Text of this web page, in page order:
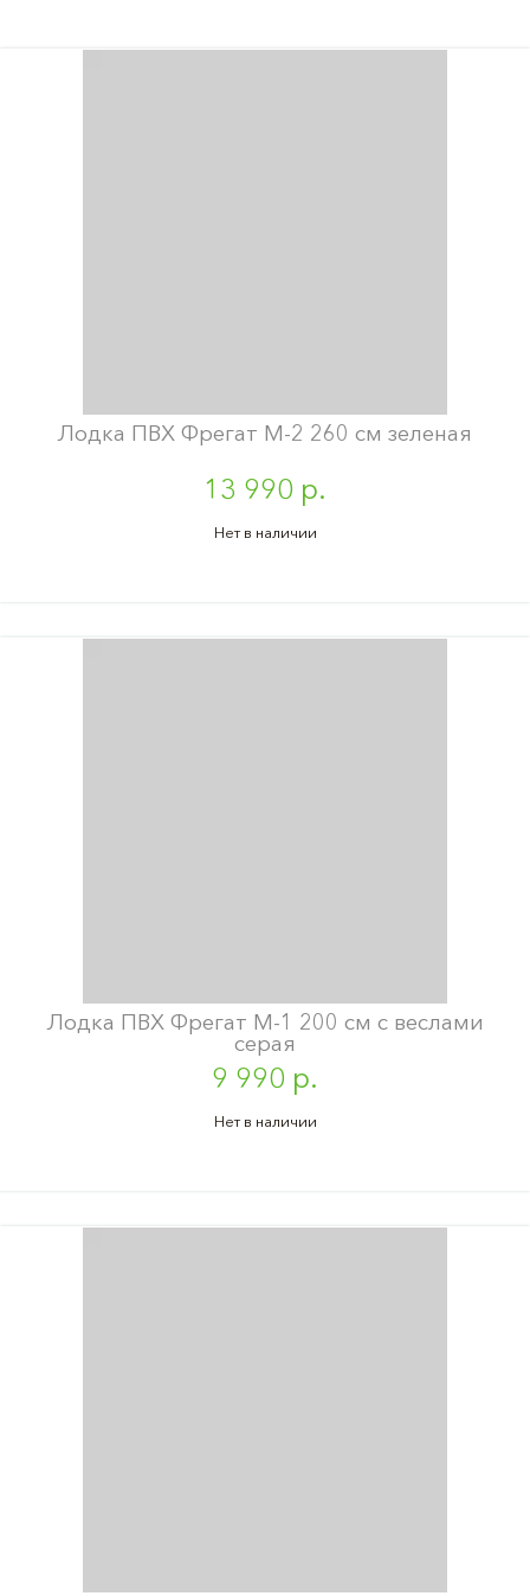
Лодка ПВХ Фрегат М-2 260 см зеленая
13 990 р.
Нет в наличии
Лодка ПВХ Фрегат М-1 200 см с веслами
серая
9 990 р.
Нет в наличии